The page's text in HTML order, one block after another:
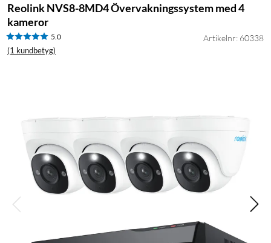
Reolink NVS8-8MD4 Övervakningssystem med 4
kameror
5.0
(1 kundbetyg)
Artikelnr: 60338